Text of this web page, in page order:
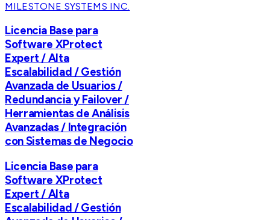
MILESTONE SYSTEMS INC.
Licencia Base para
Software XProtect
Expert / Alta
Escalabilidad / Gestión
Avanzada de Usuarios /
Redundancia y Failover /
Herramientas de Análisis
Avanzadas / Integración
con Sistemas de Negocio
Licencia Base para
Software XProtect
Expert / Alta
Escalabilidad / Gestión